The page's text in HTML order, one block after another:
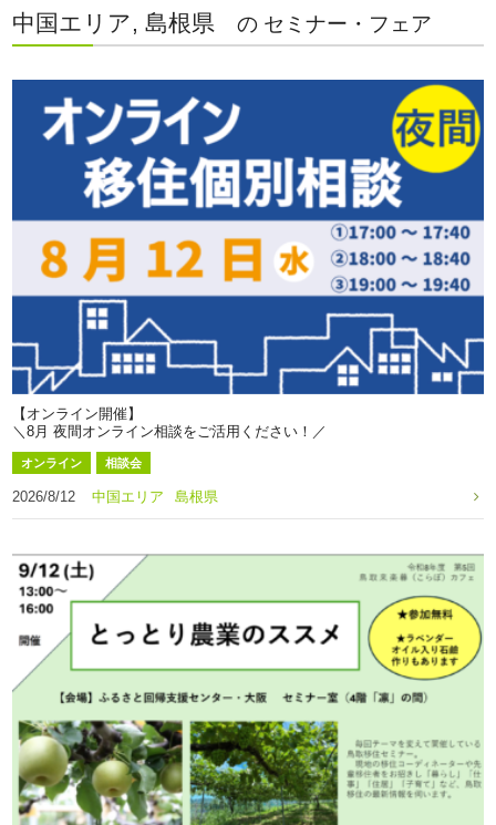
中国エリア, 島根県 の セミナー・フェア
【オンライン開催】
＼8月 夜間オンライン相談をご活用ください！／
オンライン 相談会
2026/8/12 中国エリア 島根県